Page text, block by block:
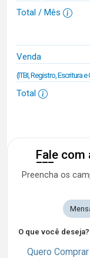
Total / Mês
Venda
(ITBI, Registro, Escritura
Total
Fale com
Preencha os
O que você deseja?
Quero Comprar